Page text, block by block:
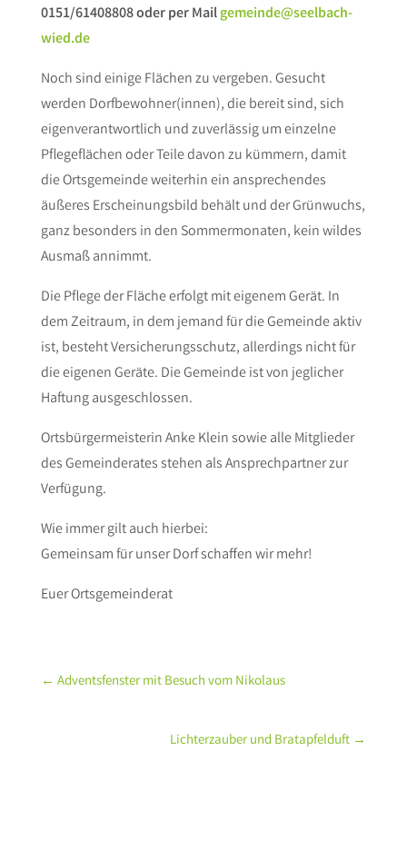
0151/61408808 oder per Mailgemeinde@seelbach-
wied.de
Noch sind einige Flächen zu vergeben. Gesucht
werden Dorfbewohner(innen), die bereit sind, sich
eigenverantwortlich und zuverlässig um einzelne
Pflegeflächen oder Teile davon zu kümmern, damit
die Ortsgemeinde weiterhin ein ansprechendes
äußeres Erscheinungsbild behält und der Grünwuchs,
ganz besonders in den Sommermonaten, kein wildes
Ausmaß annimmt.
Die Pflege der Fläche erfolgt mit eigenem Gerät. In
dem Zeitraum, in dem jemand für die Gemeinde aktiv
ist, besteht Versicherungsschutz, allerdings nicht für
die eigenen Geräte. Die Gemeinde ist von jeglicher
Haftung ausgeschlossen.
Ortsbürgermeisterin Anke Klein sowie alle Mitglieder
des Gemeinderates stehen als Ansprechpartner zur
Verfügung.
Wie immer gilt auch hierbei:
Gemeinsam für unser Dorf schaffen wir mehr!
Euer Ortsgemeinderat
← Adventsfenster mit Besuch vom Nikolaus
Lichterzauber und Bratapfelduft →